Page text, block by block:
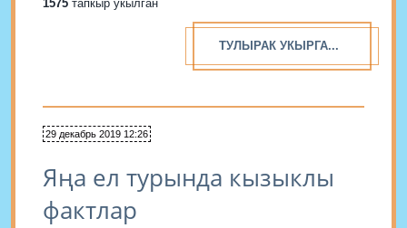
өязендә һәм Архангельскийда. Моннан кала 20...
1575 тапкыр укылган
ТУЛЫРАК УКЫРГА...
29 декабрь 2019 12:26
Яңа ел турында кызыклы
фактлар